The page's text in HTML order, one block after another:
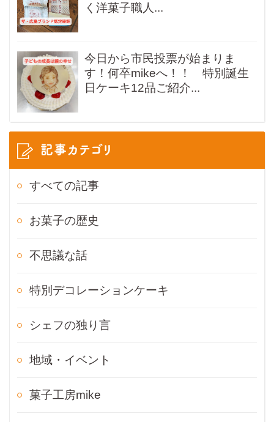
く洋菓子職人...
今日から市民投票が始まりま
す！何卒mikeへ！！ 特別誕生
日ケーキ12品ご紹介...
記事カテゴリ
すべての記事
お菓子の歴史
不思議な話
特別デコレーションケーキ
シェフの独り言
地域・イベント
菓子工房mike